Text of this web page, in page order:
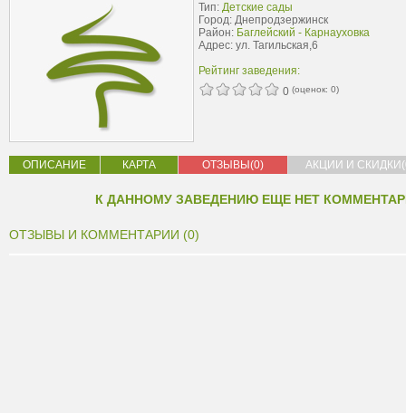
Тип: Детские сады
Город: Днепродзержинск
Район: Баглейский - Карнауховка
Адрес: ул. Тагильская,6
Рейтинг заведения:
0 (оценок: 0)
ОПИСАНИЕ КАРТА ОТЗЫВЫ(0) АКЦИИ И
К ДАННОМУ ЗАВЕДЕНИЮ ЕЩЕ НЕТ
ОТЗЫВЫ И КОММЕНТАРИИ (0)